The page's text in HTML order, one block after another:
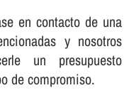
en contacto de una
y nosotros
un presupuesto
de compromiso.